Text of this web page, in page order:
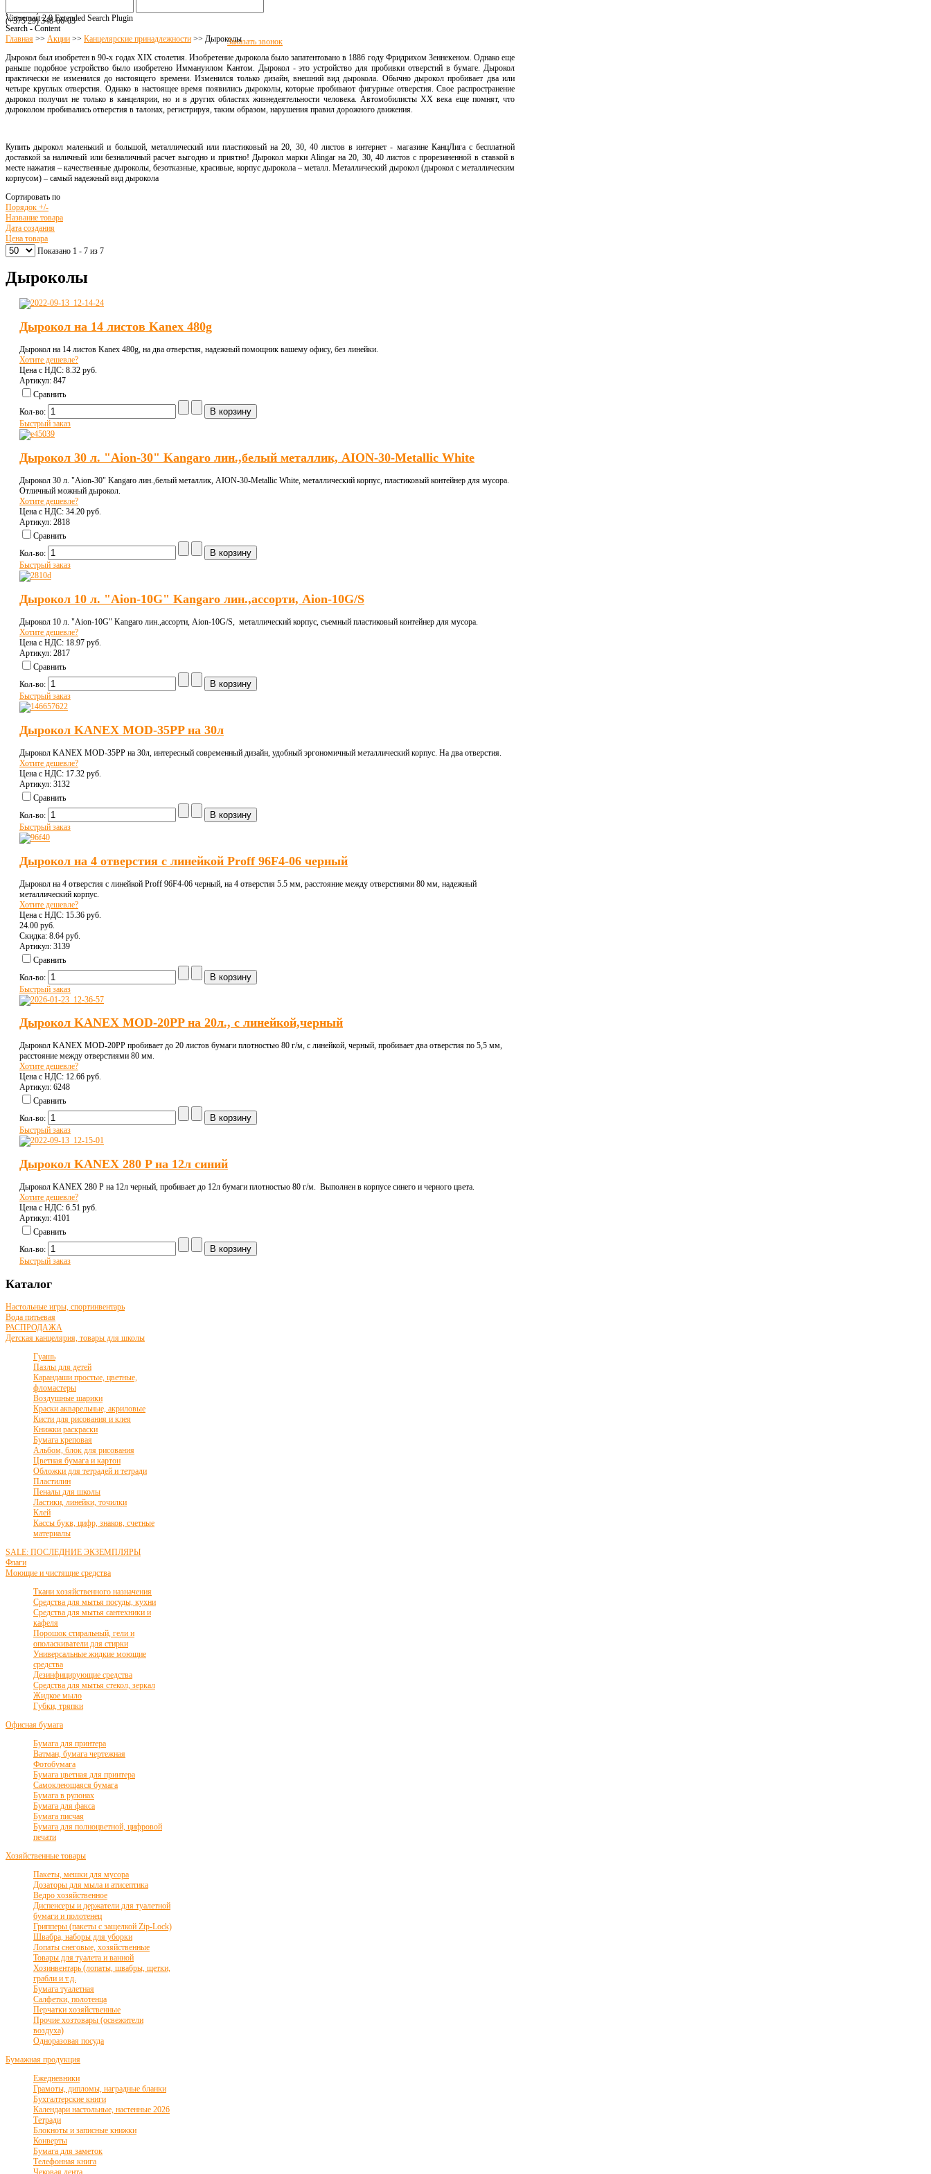
(+375 17) 516-94-82
(+375 29)348-06-03
Заказать звонок
Virtuemart 2.0 Extended Search Plugin
Search - Content
Главная >> Акции >> Канцелярские принадлежности >> Дыроколы
Дырокол был изобретен в 90-х годах XIX столетия. Изобретение дырокола было запатентовано в 1886 году Фридрихом Зеннекеном. Однако еще
раньше подобное устройство было изобретено Иммануилом Кантом. Дырокол - это устройство для пробивки отверстий в бумаге. Дырокол
практически не изменился до настоящего времени. Изменился только дизайн, внешний вид дырокола. Обычно дырокол пробивает два или
четыре круглых отверстия. Однако в настоящее время появились дыроколы, которые пробивают фигурные отверстия. Свое распространение
дырокол получил не только в канцелярии, но и в других областях жизнедеятельности человека. Автомобилисты XX века еще помнят, что
дыроколом пробивались отверстия в талонах, регистрируя, таким образом, нарушения правил дорожного движения.
Купить дырокол маленький и большой, металлический или пластиковый на 20, 30, 40 листов в интернет - магазине КанцЛига с бесплатной
доставкой за наличный или безналичный расчет выгодно и приятно! Дырокол марки Alingar на 20, 30, 40 листов с прорезиненной в ставкой в
месте нажатия – качественные дыроколы, безотказные, красивые, корпус дырокола – металл. Металлический дырокол (дырокол с металлическим
корпусом) – самый надежный вид дырокола
Сортировать по
Порядок +/-
Название товара
Дата создания
Цена товара
Показано 1 - 7 из 7
Дыроколы
Дырокол на 14 листов Kanex 480g
Дырокол на 14 листов Kanex 480g, на два отверстия, надежный помощник вашему офису, без линейки.
Хотите дешевле?
Цена с НДС: 8.32 pуб.
Артикул: 847
Сравнить
Кол-во:
Быстрый заказ
Дырокол 30 л. "Aion-30" Kangaro лин.,белый металлик, AION-30-Metallic White
Дырокол 30 л. "Aion-30" Kangaro лин.,белый металлик, AION-30-Metallic White, металлический корпус, пластиковый контейнер для мусора.
Отличный можный дырокол.
Хотите дешевле?
Цена с НДС: 34.20 pуб.
Артикул: 2818
Сравнить
Кол-во:
Быстрый заказ
Дырокол 10 л. "Aion-10G" Kangaro лин.,ассорти, Aion-10G/S
Дырокол 10 л. "Aion-10G" Kangaro лин.,ассорти, Aion-10G/S, металлический корпус, съемный пластиковый контейнер для мусора.
Хотите дешевле?
Цена с НДС: 18.97 pуб.
Артикул: 2817
Сравнить
Кол-во:
Быстрый заказ
Дырокол KANEX MOD-35PP на 30л
Дырокол KANEX MOD-35PP на 30л, интересный современный дизайн, удобный эргономичный металлический корпус. На два отверстия.
Хотите дешевле?
Цена с НДС: 17.32 pуб.
Артикул: 3132
Сравнить
Кол-во:
Быстрый заказ
Дырокол на 4 отверстия с линейкой Proff 96F4-06 черный
Дырокол на 4 отверстия с линейкой Proff 96F4-06 черный, на 4 отверстия 5.5 мм, расстояние между отверстиями 80 мм, надежный
металлический корпус.
Хотите дешевле?
Цена с НДС: 15.36 pуб.
24.00 pуб.
Скидка: 8.64 pуб.
Артикул: 3139
Сравнить
Кол-во:
Быстрый заказ
Дырокол KANEX MOD-20PP на 20л., с линейкой,черный
Дырокол KANEX MOD-20PP пробивает до 20 листов бумаги плотностью 80 г/м, с линейкой, черный, пробивает два отверстия по 5,5 мм,
расстояние между отверстиями 80 мм.
Хотите дешевле?
Цена с НДС: 12.66 pуб.
Артикул: 6248
Сравнить
Кол-во:
Быстрый заказ
Дырокол KANEX 280 P на 12л синий
Дырокол KANEX 280 P на 12л черный, пробивает до 12л бумаги плотностью 80 г/м. Выполнен в корпусе синего и черного цвета.
Хотите дешевле?
Цена с НДС: 6.51 pуб.
Артикул: 4101
Сравнить
Кол-во:
Быстрый заказ
Каталог
Настольные игры, спортинвентарь
Вода питьевая
РАСПРОДАЖА
Детская канцелярия, товары для школы
Гуашь
Пазлы для детей
Карандаши простые, цветные,
фломастеры
Воздушные шарики
Краски акварельные, акриловые
Кисти для рисования и клея
Книжки раскраски
Бумага креповая
Альбом, блок для рисования
Цветная бумага и картон
Обложки для тетрадей и тетради
Пластилин
Пеналы для школы
Ластики, линейки, точилки
Клей
Кассы букв, цифр, знаков, счетные
материалы
SALE: ПОСЛЕДНИЕ ЭКЗЕМПЛЯРЫ
Флаги
Моющие и чистящие средства
Ткани хозяйственного назначения
Средства для мытья посуды, кухни
Средства для мытья сантехники и
кафеля
Порошок стиральный, гели и
ополаскиватели для стирки
Универсальные жидкие моющие
средства
Дезинфицирующие средства
Средства для мытья стекол, зеркал
Жидкое мыло
Губки, тряпки
Офисная бумага
Бумага для принтера
Ватман, бумага чертежная
Фотобумага
Бумага цветная для принтера
Самоклеющаяся бумага
Бумага в рулонах
Бумага для факса
Бумага писчая
Бумага для полноцветной, цифровой
печати
Хозяйственные товары
Пакеты, мешки для мусора
Дозаторы для мыла и атисептика
Ведро хозяйственное
Диспенсеры и держатели для туалетной
бумаги и полотенец
Грипперы (пакеты с защелкой Zip-Lock)
Швабра, наборы для уборки
Лопаты снеговые, хозяйственные
Товары для туалета и ванной
Хозинвентарь (лопаты, швабры, щетки,
грабли и т.д.
Бумага туалетная
Салфетки, полотенца
Перчатки хозяйственные
Прочие хозтовары (освежители
воздуха)
Одноразовая посуда
Бумажная продукция
Ежедневники
Грамоты, дипломы, наградные бланки
Бухгалтерские книги
Календари настольные, настенные 2026
Тетради
Блокноты и записные книжки
Конверты
Бумага для заметок
Телефонная книга
Чековая лента